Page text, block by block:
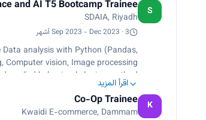
Worked on quality assurance<br>
Worked on Java<br>
Worked on C++<br>
Worked on UI/UX<br>
Worked on HTML<br>
Worked on CSS<br>
track project accomplishment<br>
Worked on Odoo ERP System<br>
Led UX Designing team</p>
S
and AI T5 Bootcamp Trainee
SDAIA, Riyadh
Sep 2023 - Dec 2023 · 3 أشهر
analysis with Python (Pandas,
Computer vision, Image processing
applied behavioral cloning method.
Data analysis and visualization
اقرأ المزيد
K
Co-Op Trainee
Kwaidi E-commerce, Dammam